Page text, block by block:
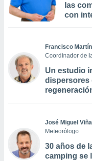
las
con
Francisco
Coordinador de
Un estudio
dispersores
José Miguel
Meteorólogo
30 años de
camping se